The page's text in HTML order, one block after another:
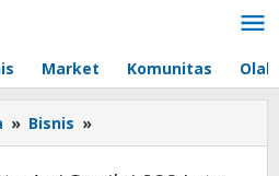
Market Komunitas
» Bisnis »
Beli